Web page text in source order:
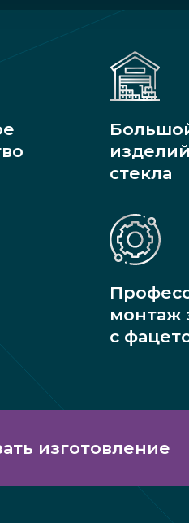
стекла
монтаж
с
изготовление